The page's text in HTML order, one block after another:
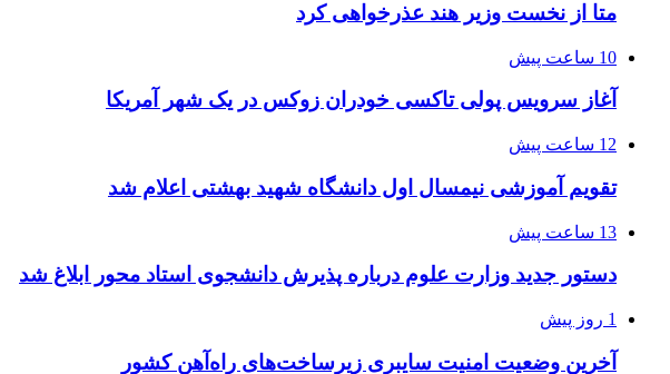
متا از نخست وزیر هند عذرخواهی کرد
10 ساعت پیش
آغاز سرویس پولی تاکسی خودران زوکس در یک شهر آمریکا
12 ساعت پیش
تقویم آموزشی نیمسال اول دانشگاه شهید بهشتی اعلام شد
13 ساعت پیش
دستور جدید وزارت علوم درباره پذیرش دانشجوی استاد محور ابلاغ شد
1 روز پیش
آخرین وضعیت امنیت سایبری زیرساخت‌های راه‌آهن کشور